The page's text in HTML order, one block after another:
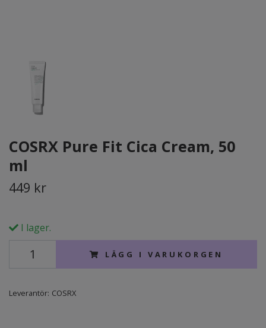
COSRX Pure Fit Cica Cream, 50
ml
449 kr
I lager.
LÄGG I VARUKORGEN
Leverantör: COSRX